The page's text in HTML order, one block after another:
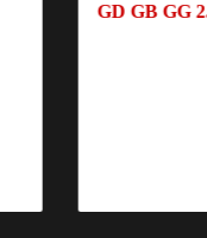
GD GB GG